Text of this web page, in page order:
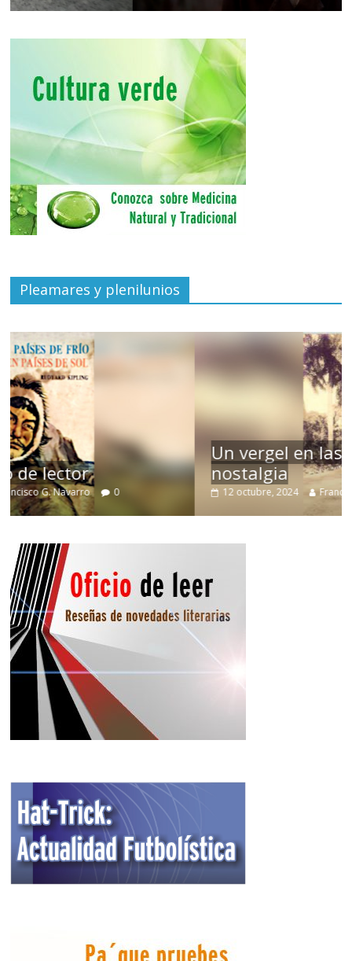
Pleamares y plenilunios
Un vergel en las nieblas de la
nostalgia
12 octubre, 2024 Francisco G. Navarro 0